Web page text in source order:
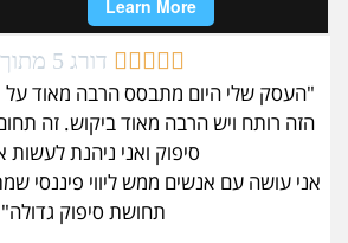




 דורג 5 מתוך 5
"העסק שלי היום מתבסס הרבה מאוד
הזה רותח ויש הרבה מאוד ביקוש. זה
סיפוק ואני ניהנת לעשות
אני עושה עם אנשים ממש ליווי פיננסי
תחושת סיפוק גדולה"